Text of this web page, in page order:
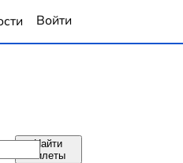
Войти
Найти
билеты